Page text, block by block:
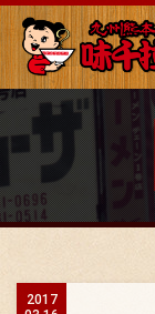
全国
展開
2017